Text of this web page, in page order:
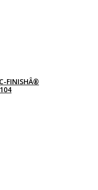
FINISHÂ®